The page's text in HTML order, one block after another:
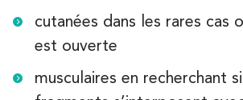
cutanées dans les rares cas
est ouverte
musculaires en recherchant
IK Paris 6 – Cassette